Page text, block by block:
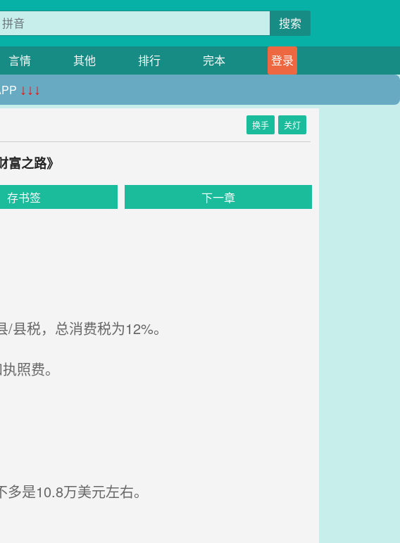
搜索
言情 其他 排行 完本
登录
↓↓↓
换手 关灯
之路》
存书签 下一章
税，总消费税为12%。
照费。
是10.8万美元左右。